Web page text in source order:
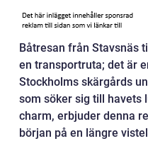
Båtresan från Stavsnäs
en transportruta; det är
Stockholms skärgårds
som söker sig till havets
charm, erbjuder denna
början på en längre